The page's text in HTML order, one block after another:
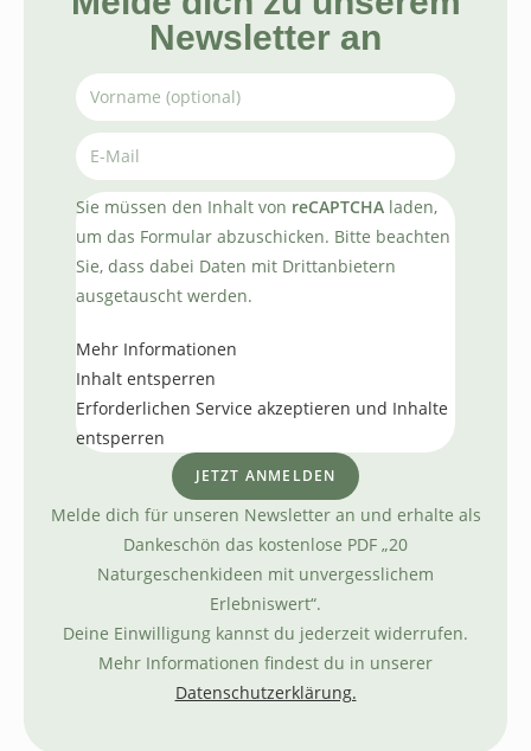
Newsletter an
Sie müssen den Inhalt von reCAPTCHA laden,
um das Formular abzuschicken. Bitte beachten
Sie, dass dabei Daten mit Drittanbietern
ausgetauscht werden.
Mehr Informationen
Inhalt entsperren
Erforderlichen Service akzeptieren und Inhalte
entsperren
JETZT ANMELDEN
Melde dich für unseren Newsletter an und erhalte als
Dankeschön das kostenlose PDF „20
Naturgeschenkideen mit unvergesslichem
Erlebniswert“.
Deine Einwilligung kannst du jederzeit widerrufen.
Mehr Informationen findest du in unserer
Datenschutzerklärung.